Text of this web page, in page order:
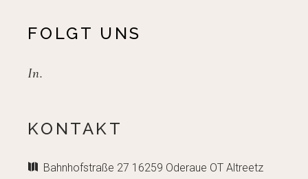
FOLGT UNS
In.
KONTAKT
Bahnhofstraße 27 16259 Oderaue OT Altreetz